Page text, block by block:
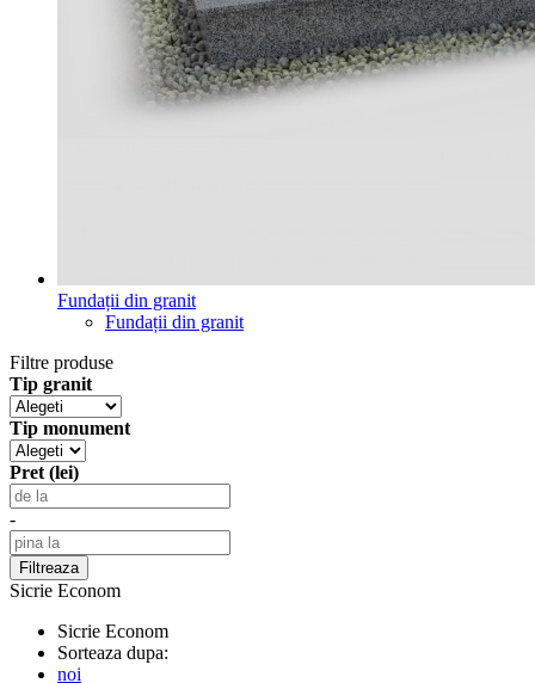
Fundații din granit
Fundații din granit
Filtre produse
Tip granit
Tip monument
Pret (lei)
-
Sicrie Econom
Sicrie Econom
Sorteaza dupa:
noi